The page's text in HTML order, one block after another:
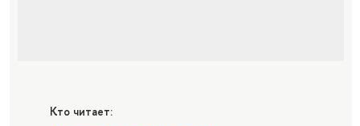
Кто читает: